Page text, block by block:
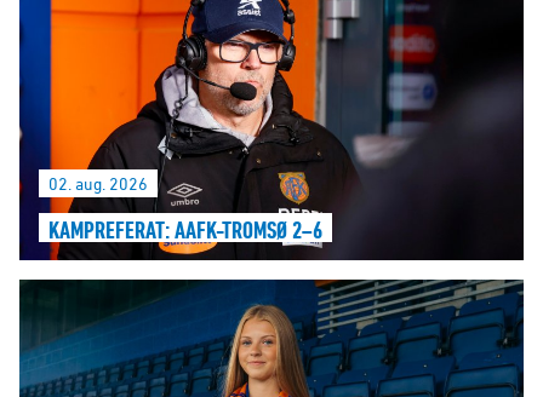
02. aug. 2026
KAMPREFERAT: AAFK-TROMSØ 2–6